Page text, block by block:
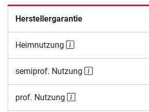
Herstellergarantie
Heimnutzung
semiprof. Nutzung
prof. Nutzung